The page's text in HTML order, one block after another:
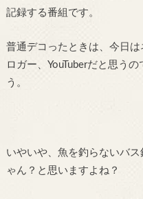
記録する番組です。
普通デコったときは、今日
ロガー、YouTuberだと思う
う。
いやいや、魚を釣らないバス
ゃん？と思いますよね？